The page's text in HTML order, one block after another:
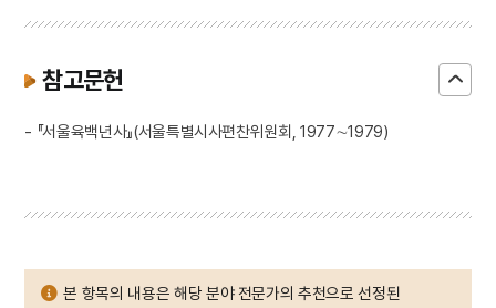
참고문헌
- 『서울육백년사』(서울특별시사편찬위원회, 1977∼1979)
본 항목의 내용은 해당 분야 전문가의 추천으로 선정된